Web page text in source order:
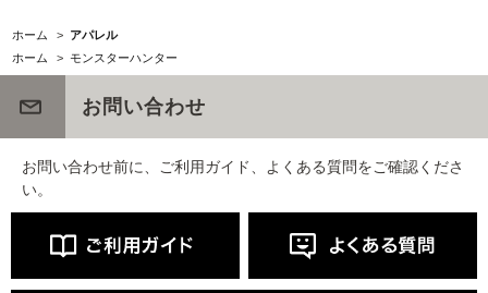
ホーム > アパレル
ホーム
> モンスターハンター
お問い合わせ
お問い合わせ前に、ご利用ガイド、よくある質問をご確認くださ
い。